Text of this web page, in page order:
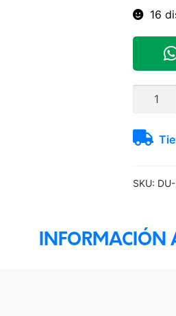
16
285/
Dunlop
-
cantidad
SKU:
INFORMACIÓN